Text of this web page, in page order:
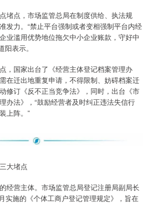
堵点，市场监管总局在制度供给、执法规
发力。“禁止平台强制或者变相强制平台内经
业滥用优势地位拖欠中小企业账款，守好中
阳表示。
，国家出台了《经营主体登记档案管理办
在迁出地重复申请，不得限制、妨碍档案迁
修订《反不正当竞争法》，同时，出台《市
办法》，“鼓励经营者及时纠正违法失信行
上阵。”
大堵点
经营主体。市场监管总局登记注册局副局长
实施的《个体工商户登记管理规定》，旨在